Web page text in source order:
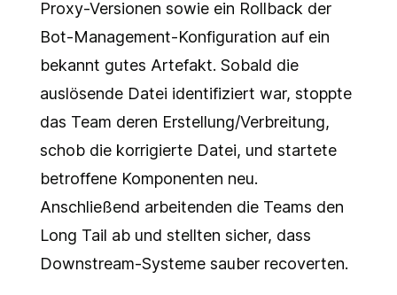
Proxy-Versionen sowie ein Rollback der
Bot-Management-Konfiguration auf ein
bekannt gutes Artefakt. Sobald die
auslösende Datei identifiziert war, stoppte
das Team deren Erstellung/Verbreitung,
schob die korrigierte Datei, und startete
betroffene Komponenten neu.
Anschließend arbeitenden die Teams den
Long Tail ab und stellten sicher, dass
Downstream-Systeme sauber recoverten.